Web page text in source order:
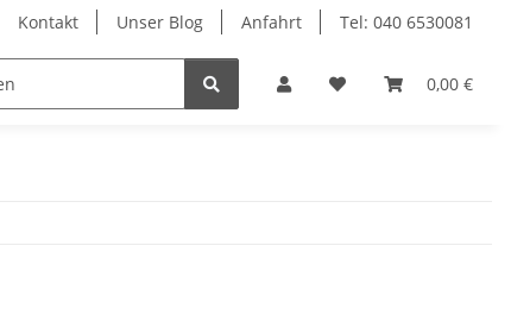
Kontakt Unser Blog Anfahrt Tel: 040 6530081
0,00 €
Retouren-Shop